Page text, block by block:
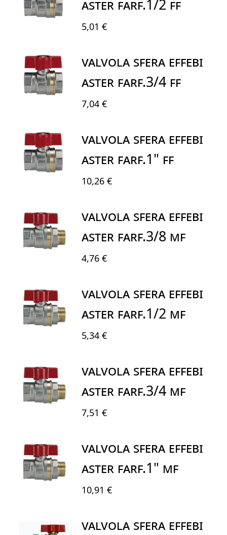
ASTER FARF.1/2 FF
5,01 €
VALVOLA SFERA EFFEBI
ASTER FARF.3/4 FF
7,04 €
VALVOLA SFERA EFFEBI
ASTER FARF.1" FF
10,26 €
VALVOLA SFERA EFFEBI
ASTER FARF.3/8 MF
4,76 €
VALVOLA SFERA EFFEBI
ASTER FARF.1/2 MF
5,34 €
VALVOLA SFERA EFFEBI
ASTER FARF.3/4 MF
7,51 €
VALVOLA SFERA EFFEBI
ASTER FARF.1" MF
10,91 €
VALVOLA SFERA EFFEBI